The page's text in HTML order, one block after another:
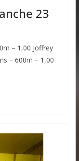
23
– 1,00 Joffrey
– 600m – 1,00